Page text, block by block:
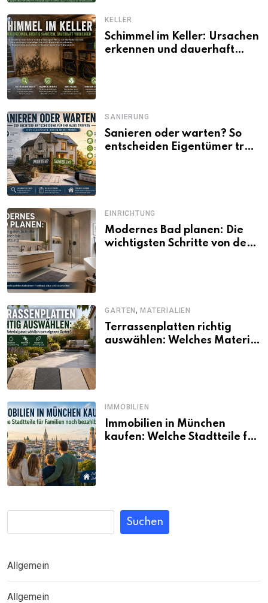
KELLER
Schimmel im Keller: Ursachen
erkennen und dauerhaft
SANIERUNG
Sanieren oder warten? So
entscheiden Eigentümer trotz
EINRICHTUNG
Modernes Bad planen: Die
wichtigsten Schritte von der
GARTEN,MATERIALIEN
Terrassenplatten richtig
auswählen: Welches Material
IMMOBILIEN
Immobilien in München
kaufen: Welche Stadtteile für
Suchen
Allgemein
Allgemein